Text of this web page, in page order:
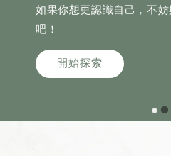
如果你想更認識自己，不
吧！
開始探索